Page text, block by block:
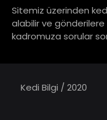
Sitemiz üzerinden
alabilir ve
kadromuza sorular
Kedi Bilgi / 2020